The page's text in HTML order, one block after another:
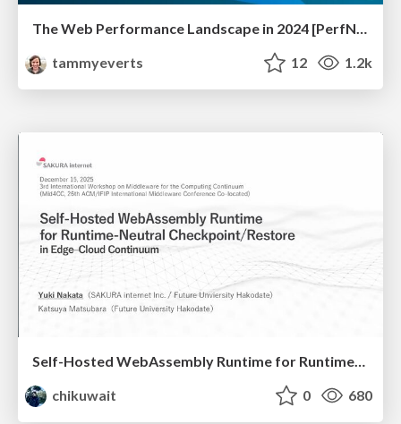
tammyeverts
12 1.2k
Self-Hosted WebAssembly Runtime for Runtime-Neutral Checkpoint/Restore in Edge–Cloud Continuum
chikuwait
0 680